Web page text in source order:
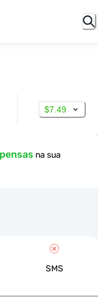
$7.49
na sua
SMS